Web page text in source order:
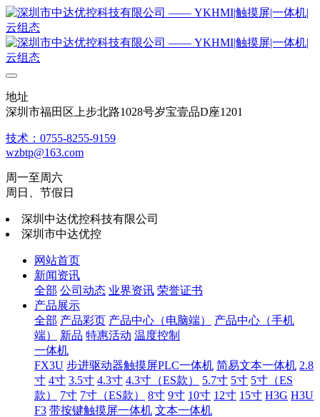
地址
深圳市福田区上步北路1028号岁宝壹品D座1201
技术：0755-8255-9159
wzbtp@163.com
周一至周六
周日、节假日
深圳中达优控科技有限公司
深圳市中达优控
网站首页
新闻资讯
全部 公司动态 业界资讯 荣誉证书
产品展示
全部 产品彩页 产品中心（电脑端）
产品中心（手机
端）
新品 特惠活动 温度控制
一体机
FX3U 步进驱动器触摸屏PLC一体机 简易文本一体机 2.8
寸 4寸 3.5寸 4.3寸 4.3寸（ES款） 5.7寸 5寸 5寸（ES
款）
7寸 7寸（ES款） 8寸 9寸 10寸 12寸 15寸 H3G H3U
F3 带按键触摸屏一体机 文本一体机